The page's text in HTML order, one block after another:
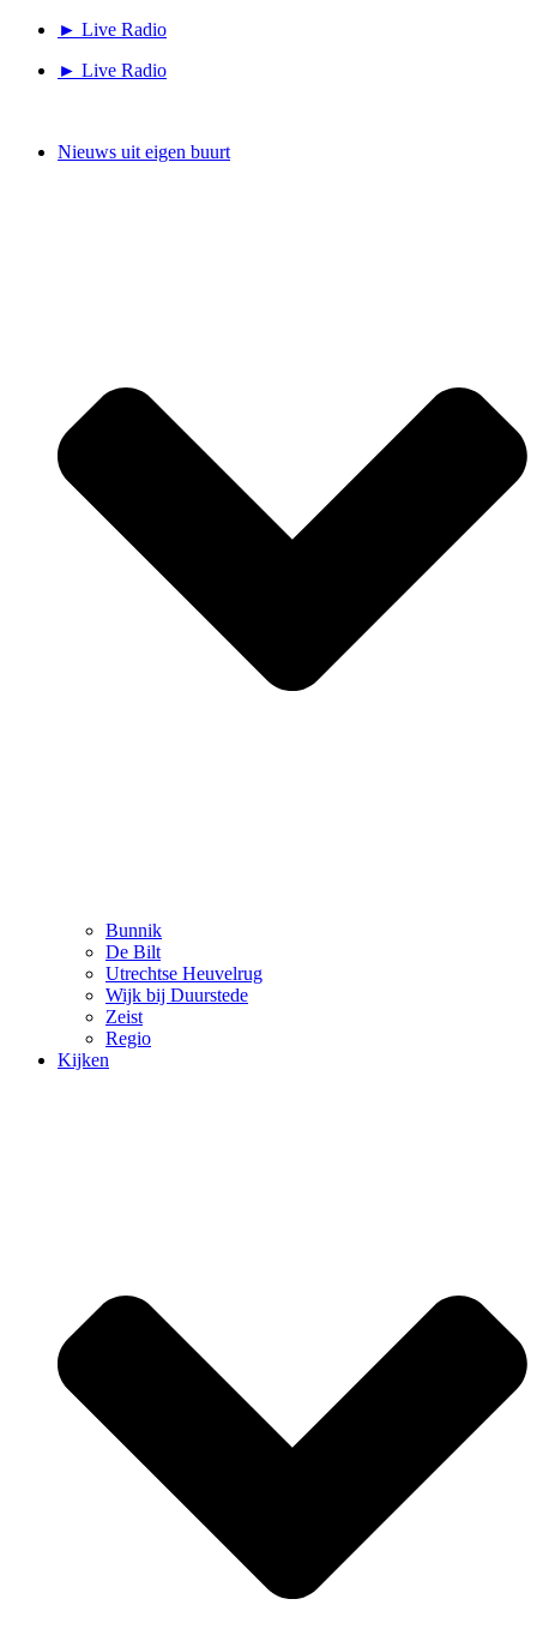
► Live Radio
► Live Radio
Nieuws uit eigen buurt
Bunnik
De Bilt
Utrechtse Heuvelrug
Wijk bij Duurstede
Zeist
Regio
Kijken